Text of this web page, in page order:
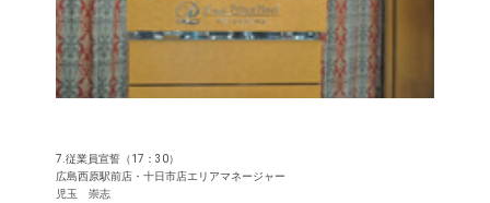
7.従業員宣誓（17：30）
広島西原駅前店・十日市店エリアマネージャー
児玉 崇志